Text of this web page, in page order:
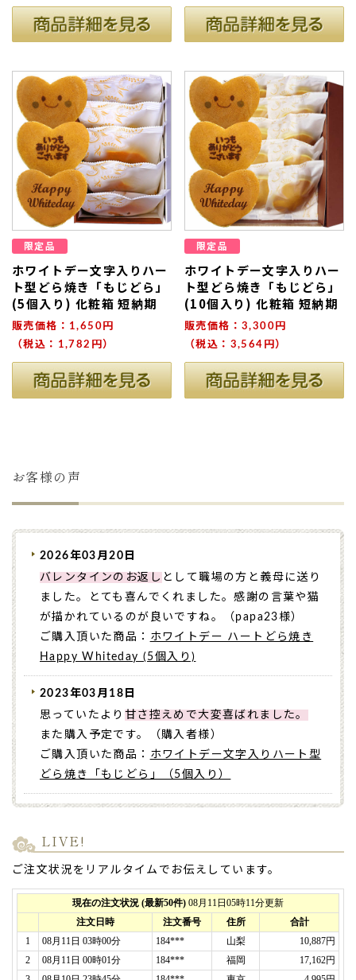
限定品
ホワイトデー文字入りハー
ト型どら焼き「もじどら」
(5個入り) 化粧箱 短納期
販売価格：1,650円
（税込：1,782円）
限定品
ホワイトデー文字入りハー
ト型どら焼き「もじどら」
(10個入り) 化粧箱 短納期
販売価格：3,300円
（税込：3,564円）
お客様の声
2026年03月20日
バレンタインのお返し として職場の方と義母に送り
ました。とても喜んでくれました。感謝の言葉や猫
が描かれているのが良いですね。（papa23様）
ご購入頂いた商品： ホワイトデー ハートどら焼き
Happy Whiteday (5個入り)
2023年03月18日
思っていたより 甘さ控えめで大変喜ばれました。
また購入予定です。（購入者様）
ご購入頂いた商品： ホワイトデー文字入りハート型
どら焼き「もじどら」（5個入り）
っていただけました。
もらった方も、送った人も、特別なギフトに大喜び
でした。
どうもありがとうございました。（購入者様）
ご購入頂いた商品：ホワイトデー 文字入りハート
型どら焼き「もじどら」(3個入り)
LIVE!
ご注文状況をリアルタイムでお伝えしています。